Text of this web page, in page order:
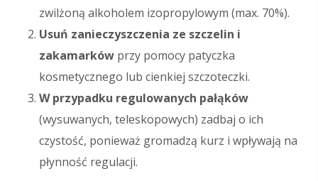
zwilżoną alkoholem izopropylowym (max. 70%).
Usuń zanieczyszczenia ze szczelin i
zakamarków przy pomocy patyczka
kosmetycznego lub cienkiej szczoteczki.
W przypadku regulowanych pałąków
(wysuwanych, teleskopowych) zadbaj o ich
czystość, ponieważ gromadzą kurz i wpływają na
płynność regulacji.